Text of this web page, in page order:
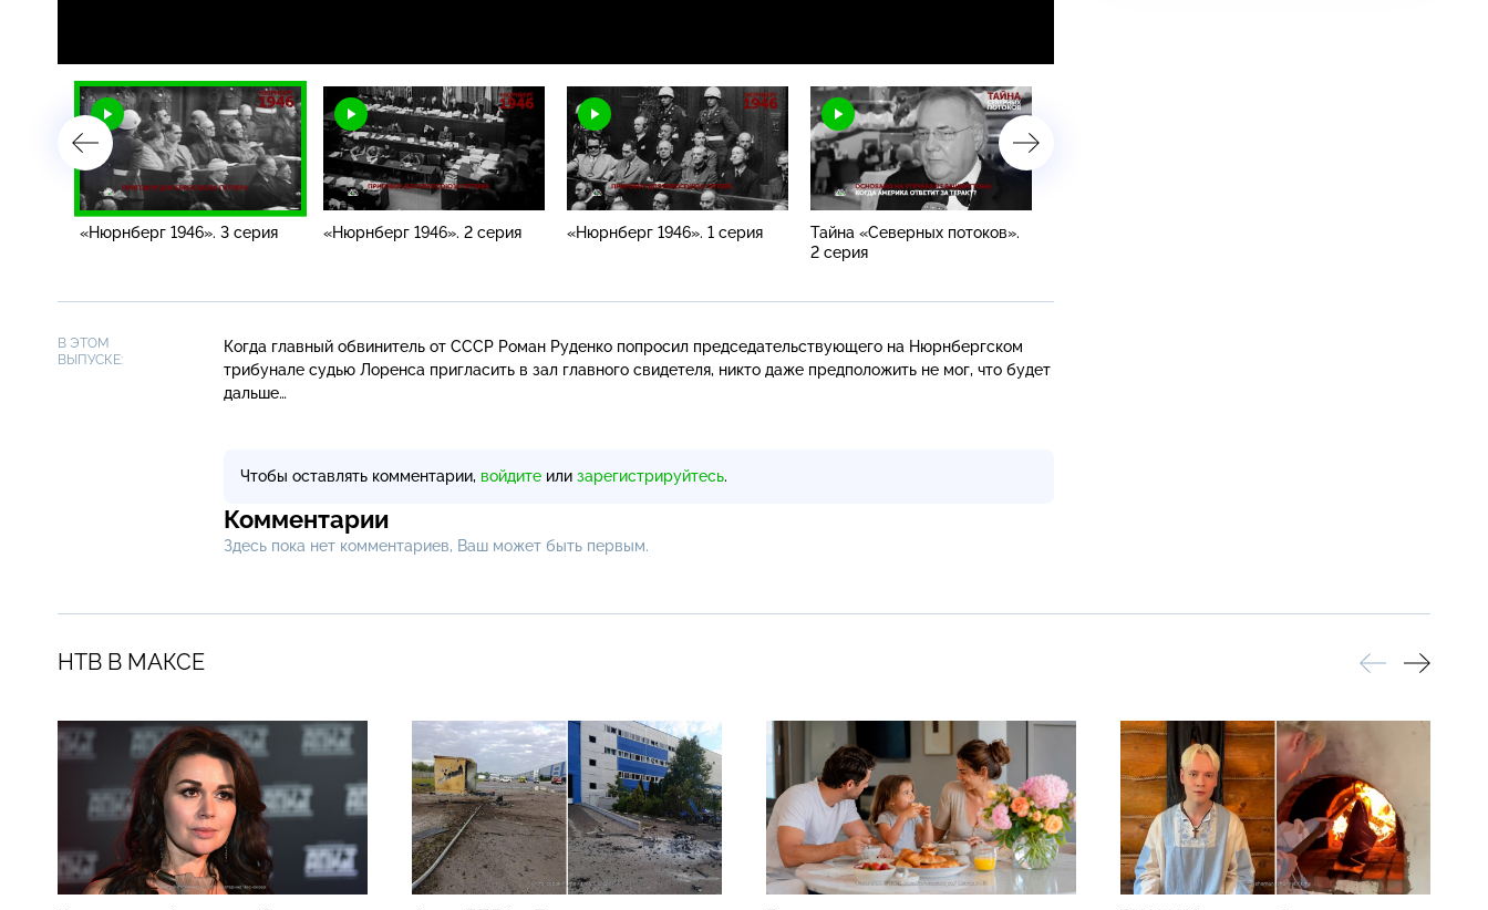
«Нюрнберг 1946». 3 серия «Нюрнберг 1946». 2 серия «Нюрнберг 1946». 1 серия
Тайна «Северных потоков».
2 серия
В ЭТОМ
ВЫПУСКЕ:
Когда главный обвинитель от СССР Роман Руденко попросил председательствующего на Нюрнбергском
трибунале судью Лоренса пригласить в зал главного свидетеля, никто даже предположить не мог, что будет
дальше…
Чтобы оставлять комментарии, войдите или зарегистрируйтесь.
Комментарии
Здесь пока нет комментариев, Ваш может быть первым.
НТВ В МАКСЕ